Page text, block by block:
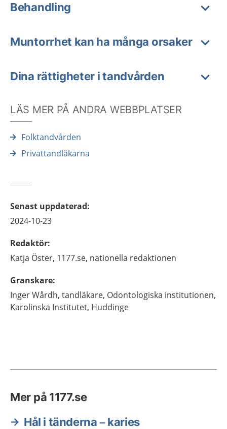
Behandling
Muntorrhet kan ha många orsaker
Dina rättigheter i tandvården
LÄS MER PÅ ANDRA WEBBPLATSER
Folktandvården
Privattandläkarna
Senast uppdaterad:
2024-10-23
Redaktör:
Katja Öster, 1177.se, nationella redaktionen
Granskare:
IngerWårdh, tandläkare, Odontologiska institutionen,
Karolinska Institutet, Huddinge
Mer på 1177.se
Hål i tänderna – karies